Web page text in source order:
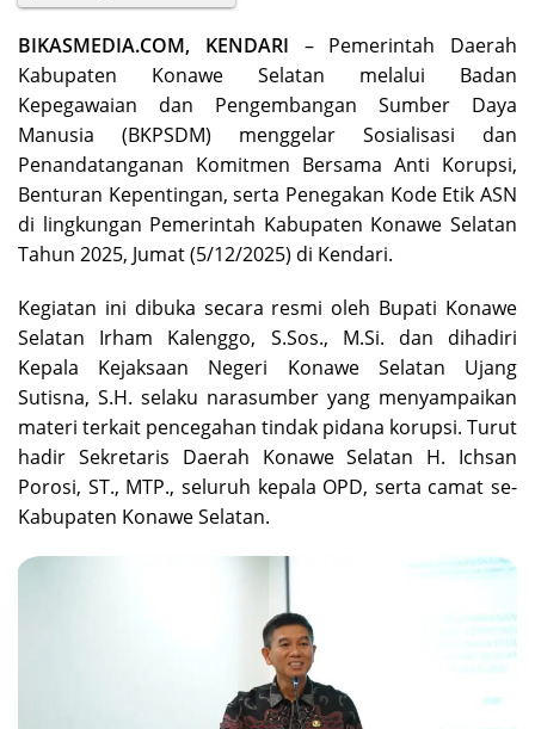
BIKASMEDIA.COM, KENDARI – Pemerintah Daerah
Kabupaten Konawe Selatan melalui Badan
Kepegawaian dan Pengembangan Sumber Daya
Manusia (BKPSDM) menggelar Sosialisasi dan
Penandatanganan Komitmen Bersama Anti Korupsi,
Benturan Kepentingan, serta Penegakan Kode Etik ASN
di lingkungan Pemerintah Kabupaten Konawe Selatan
Tahun 2025, Jumat (5/12/2025) di Kendari.
Kegiatan ini dibuka secara resmi oleh Bupati Konawe
Selatan Irham Kalenggo, S.Sos., M.Si. dan dihadiri
Kepala Kejaksaan Negeri Konawe Selatan Ujang
Sutisna, S.H. selaku narasumber yang menyampaikan
materi terkait pencegahan tindak pidana korupsi. Turut
hadir Sekretaris Daerah Konawe Selatan H. Ichsan
Porosi, ST., MTP., seluruh kepala OPD, serta camat se-
Kabupaten Konawe Selatan.